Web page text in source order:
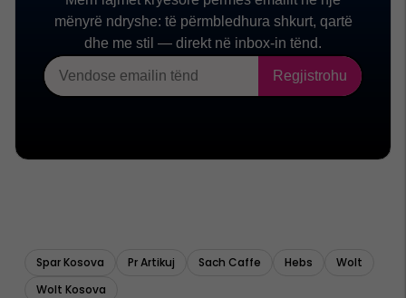
Spar Kosova Pr Artikuj Sach Caffe Hebs
Wolt
Wolt Kosova